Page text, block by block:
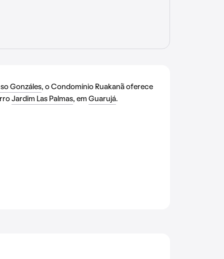
Gonzáles, o Condomínio Ruakanã oferece
Jardim Las Palmas, em Guarujá.